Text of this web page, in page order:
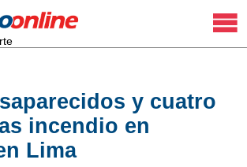
y cuatro
incendio en
Lima